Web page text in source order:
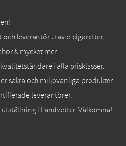
och leverantör utav e-cigaretter,
& mycket mer.
i alla prisklasser.
säkra och miljövänliga produkter
leverantörer.
i Landvetter. Välkomna!